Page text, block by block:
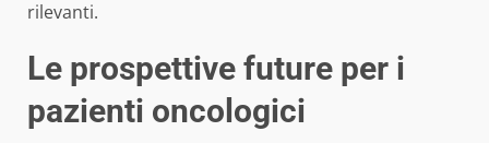
rilevanti.
Le prospettive future per i
pazienti oncologici